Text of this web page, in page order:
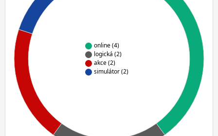
online (4)
logická (2)
akce (2)
simulátor (2)